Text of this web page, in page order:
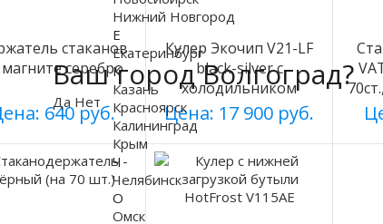
стаканов
серебро
640 руб.
Кулер Экочип V21-LF
black-silver с
холодильником
Цена: 17 900 руб.
Ваш город Волгоград?
Да Нет
Нижний Новгород
Е
Екатеринбург
К
Казань
Красноярск
Калининград
Крым
Ч
Челябинск
О
Омск